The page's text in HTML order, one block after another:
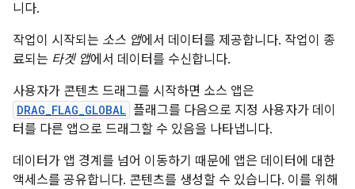
니다.
작업이 시작되는 소스 앱에서 데이터를 제공합니다. 작업이 종
료되는 타겟 앱에서 데이터를 수신합니다.
사용자가 콘텐츠 드래그를 시작하면 소스 앱은
DRAG_FLAG_GLOBAL 플래그를 다음으로 지정 사용자가 데이
터를 다른 앱으로 드래그할 수 있음을 나타냅니다.
데이터가 앱 경계를 넘어 이동하기 때문에 앱은 데이터에 대한
액세스를 공유합니다. 콘텐츠를 생성할 수 있습니다. 이를 위해